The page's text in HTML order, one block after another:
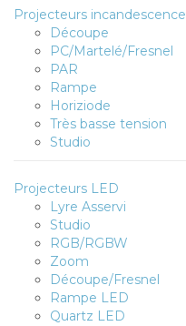
Projecteurs incandescence
Découpe
PC/Martelé/Fresnel
PAR
Rampe
Horiziode
Très basse tension
Studio
Projecteurs LED
Lyre Asservi
Studio
RGB/RGBW
Zoom
Découpe/Fresnel
Rampe LED
Quartz LED